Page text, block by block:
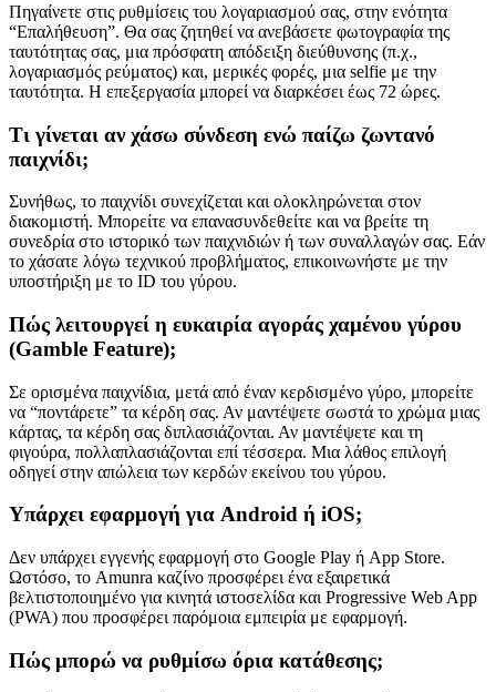
Πηγαίνετε στις ρυθμίσεις του λογαριασμού σας, στην ενότητα
“Επαλήθευση”. Θα σας ζητηθεί να ανεβάσετε φωτογραφία της
ταυτότητας σας, μια πρόσφατη απόδειξη διεύθυνσης (π.χ.,
λογαριασμός ρεύματος) και, μερικές φορές, μια selfie με την
ταυτότητα. Η επεξεργασία μπορεί να διαρκέσει έως 72 ώρες.
Τι γίνεται αν χάσω σύνδεση ενώ παίζω ζωντανό
παιχνίδι;
Συνήθως, το παιχνίδι συνεχίζεται και ολοκληρώνεται στον
διακομιστή. Μπορείτε να επανασυνδεθείτε και να βρείτε τη
συνεδρία στο ιστορικό των παιχνιδιών ή των συναλλαγών σας. Εάν
το χάσατε λόγω τεχνικού προβλήματος, επικοινωνήστε με την
υποστήριξη με το ID του γύρου.
Πώς λειτουργεί η ευκαιρία αγοράς χαμένου γύρου
(Gamble Feature);
Σε ορισμένα παιχνίδια, μετά από έναν κερδισμένο γύρο, μπορείτε
να “ποντάρετε” τα κέρδη σας. Αν μαντέψετε σωστά το χρώμα μιας
κάρτας, τα κέρδη σας διπλασιάζονται. Αν μαντέψετε και τη
φιγούρα, πολλαπλασιάζονται επί τέσσερα. Μια λάθος επιλογή
οδηγεί στην απώλεια των κερδών εκείνου του γύρου.
Υπάρχει εφαρμογή για Android ή iOS;
Δεν υπάρχει εγγενής εφαρμογή στο Google Play ή App Store.
Ωστόσο, το Amunra καζίνο προσφέρει ένα εξαιρετικά
βελτιστοποιημένο για κινητά ιστοσελίδα και Progressive Web App
(PWA) που προσφέρει παρόμοια εμπειρία με εφαρμογή.
Πώς μπορώ να ρυθμίσω όρια κατάθεσης;